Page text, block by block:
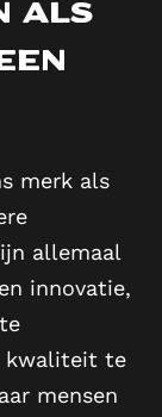
als
merk als
allemaal
innovatie,
kwaliteit te
mensen